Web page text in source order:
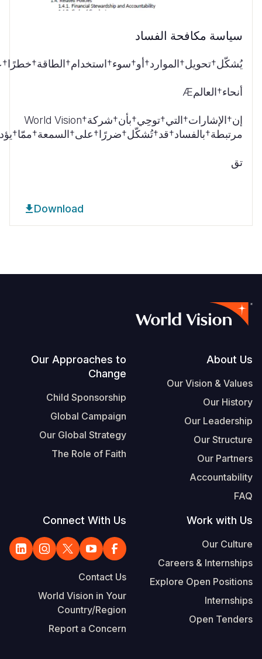
سياسة مكافحة الفساد
أنحاء†العالمÆ
إن†الإشارات†التي†توحِي†بأن†شركة†World Vision
تق
Download
Footer
About Us
Our Vision & Values
Our History
Our Leadership
Our Structure
Our Partners
Accountability
FAQ
Our Approaches to
Change
Child Sponsorship
Global Campaign
Our Global Strategy
The Role of Faith
Work with Us
Our Culture
Careers & Internships
Explore Open Positions
Internships
Open Tenders
Connect With Us
Contact Us
World Vision in Your
Country/Region
Report a Concern